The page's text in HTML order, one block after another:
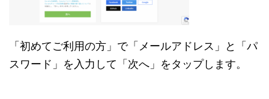
「初めてご利用の方」で「メールアドレス」と「パ
スワード」を入力して「次へ」をタップします。